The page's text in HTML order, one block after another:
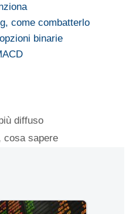
come combatterlo
binarie
diffuso
cosa sapere